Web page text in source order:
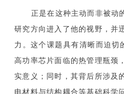
正是在这种主动而非被动
研究方向进入了他的视野，并
力。这个课题具有清晰而迫
高功率芯片面临的热管理瓶颈
实意义；同时，其背后所涉及